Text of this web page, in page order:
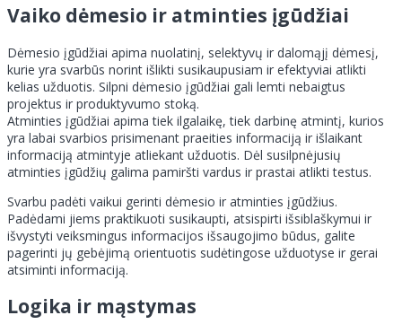
Vaiko dėmesio ir atminties įgūdžiai
Dėmesio įgūdžiai apima nuolatinį, selektyvų ir dalomąjį dėmesį,
kurie yra svarbūs norint išlikti susikaupusiam ir efektyviai atlikti
kelias užduotis. Silpni dėmesio įgūdžiai gali lemti nebaigtus
projektus ir produktyvumo stoką.
Atminties įgūdžiai apima tiek ilgalaikę, tiek darbinę atmintį, kurios
yra labai svarbios prisimenant praeities informaciją ir išlaikant
informaciją atmintyje atliekant užduotis. Dėl susilpnėjusių
atminties įgūdžių galima pamiršti vardus ir prastai atlikti testus.
Svarbu padėti vaikui gerinti dėmesio ir atminties įgūdžius.
Padėdami jiems praktikuoti susikaupti, atsispirti išsiblaškymui ir
išvystyti veiksmingus informacijos išsaugojimo būdus, galite
pagerinti jų gebėjimą orientuotis sudėtingose užduotyse ir gerai
atsiminti informaciją.
Logika ir mąstymas